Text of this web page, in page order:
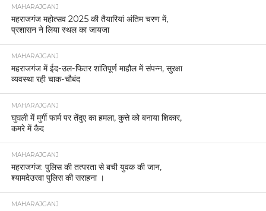
MAHARAJGANJ
महराजगंज महोत्सव 2025 की तैयारियां अंतिम चरण में,
प्रशासन ने लिया स्थल का जायजा
MAHARAJGANJ
महराजगंज में ईद-उल-फितर शांतिपूर्ण माहौल में संपन्न, सुरक्षा
व्यवस्था रही चाक-चौबंद
MAHARAJGANJ
घुघली में मुर्गी फार्म पर तेंदुए का हमला, कुत्ते को बनाया शिकार,
कमरे में कैद
MAHARAJGANJ
महराजगंज: पुलिस की तत्परता से बची युवक की जान,
श्यामदेउरवा पुलिस की सराहना ।
MAHARAJGANJ